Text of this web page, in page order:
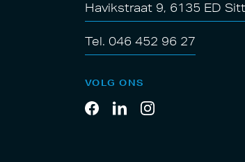
Havikstraat 9, 6135 ED
Tel. 046 452 96 27
VOLG ONS